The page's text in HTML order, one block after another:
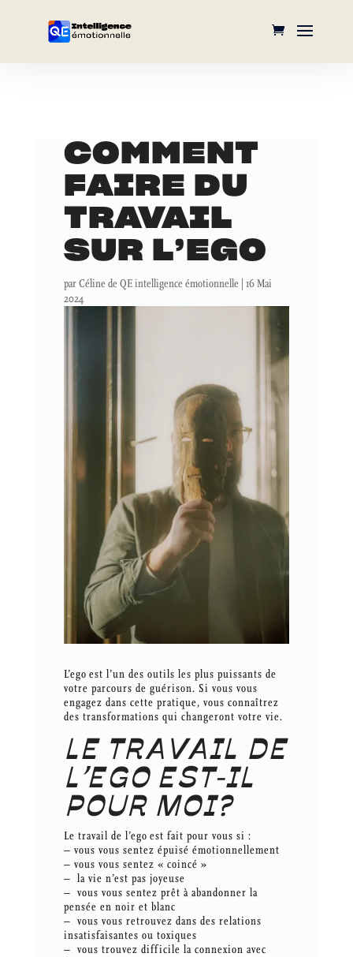
COMMENT
FAIRE DU
TRAVAIL
SUR L’EGO
parCéline de QE intelligence émotionnelle 16 Mai
2024
L’ego est l’un des outils les plus puissants de
votre parcours de guérison. Si vous vous
engagez dans cette pratique, vous connaîtrez
des transformations qui changeront votre vie.
LE TRAVAIL DE
L’EGO EST-IL
POUR MOI?
Le travail de l’ego est fait pour vous si :
– vous vous sentez épuisé émotionnellement
– vous vous sentez « coincé »
– la vie n’est pas joyeuse
– vous vous sentez prêt à abandonner la
pensée en noir et blanc
– vous vous retrouvez dans des relations
insatisfaisantes ou toxiques
– vous trouvez difficile la connexion avec